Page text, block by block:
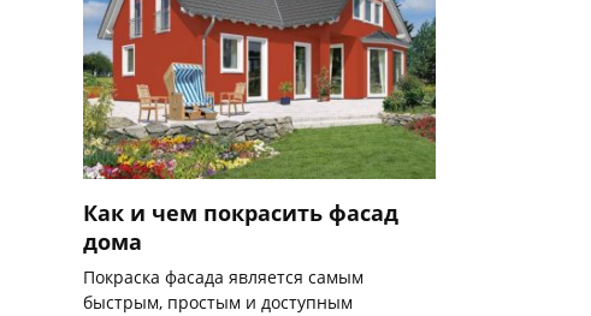
Как и чем покрасить фасад
дома
Покраска фасада является самым
быстрым, простым и доступным